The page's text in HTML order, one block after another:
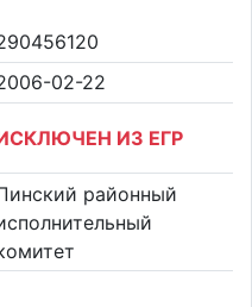
02-22
ИЗ ЕГР
районный